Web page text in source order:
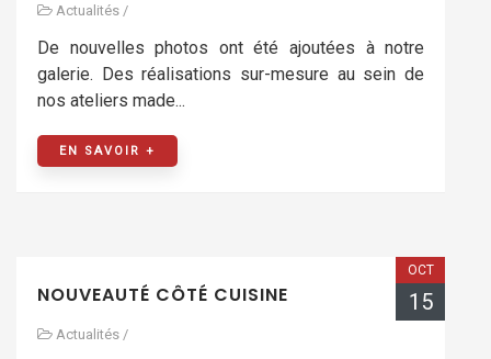
Actualités /
De nouvelles photos ont été ajoutées à notre
galerie. Des réalisations sur-mesure au sein de
nos ateliers made...
EN SAVOIR +
OCT
15
NOUVEAUTÉ CÔTÉ CUISINE
Actualités /